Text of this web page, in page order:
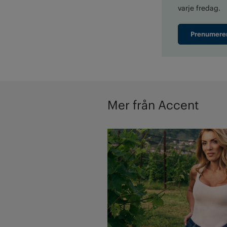
varje fredag.
Mer från Accent